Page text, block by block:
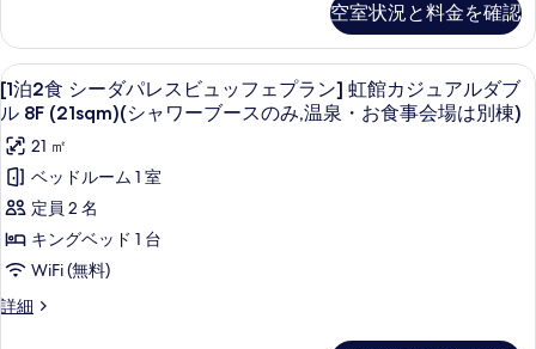
真
を
表
示
す
る
シ
ャ
ワ
ー
ブ
ー
ス
の
寝
ワ
ー
ブ
ー
ス
の
み
寝
具
の
は
(3
歳
ド
ツ
イ
ン
(山
側)
(26sqm)
シ
ワ
ン
ー
ド
ツ
イ
ン
(山
側)
(26sqm)
シ
ャ
ワ
ー
ュ
ッ
フ
ェ
プ
ラ
ン]
虹
カ
シ
ー
ダ
パ
レ
ス
ビ
ュ
ッ
フ
プ
ラ
ン]
空室状況と料金を確認
[1
泊
2
食
シ
ー
ダ
レ
セーフティボックス (室内)、遮光カ
14
[1泊2食 シーダパレスビュッフェプラン] 虹館カジュアルダブ
ル 8F (21sqm)(シャワーブースのみ,温泉・お食事会場は別棟)
21 ㎡
ベッドルーム 1 室
定員 2 名
キングベッド 1 台
WiFi (無料)
詳細
[1